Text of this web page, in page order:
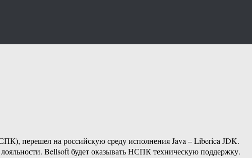
перешел на российскую среду исполнения Java – Liberica JDK.
Bellsoft будет оказывать НСПК техническую поддержку.